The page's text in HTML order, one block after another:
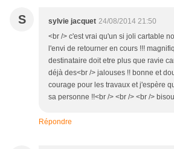
S sylvie jacquet 24/08/2014 21:50
<br /> c'est vrai qu'un si joli cartable
l'envi de retourner en cours !!!
destinataire doit etre plus que ravie
déjà des<br /> jalouses !! bonne et
courage pour les travaux et j'espère
sa personne !!<br /> <br /> <br />
Répondre